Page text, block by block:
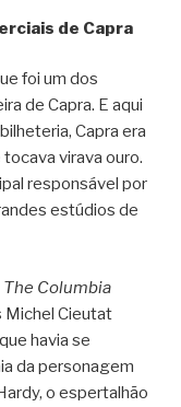
de Capra
foi um dos
de Capra. E aqui
Capra era
virava ouro.
responsável por
estúdios de
The Columbia
Michel Cieutat
havia se
da personagem
o espertalhão